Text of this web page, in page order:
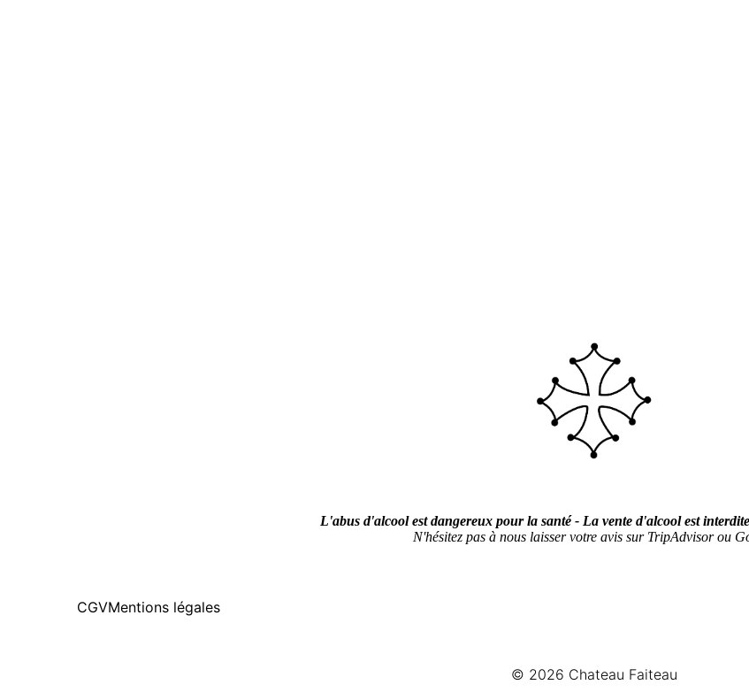
L'abus d'alcool est dangereux pour la santé - La vente d'alcool est
N'hésitez pas à nous laisser votre avis sur TripAdvisor ou
CGVMentions légales
© 2026 Chateau Faiteau